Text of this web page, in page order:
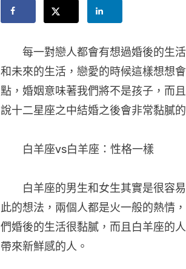
每一對戀人都會有想過婚後的生活
和未來的生活，戀愛的時候這樣想想
點，婚姻意味著我們將不是孩子，而
說十二星座之中結婚之後會非常黏膩
白羊座vs白羊座：性格一樣
白羊座的男生和女生其實是很容易
此的想法，兩個人都是火一般的熱情
們婚後的生活很黏膩，而且白羊座的
帶來新鮮感的人。